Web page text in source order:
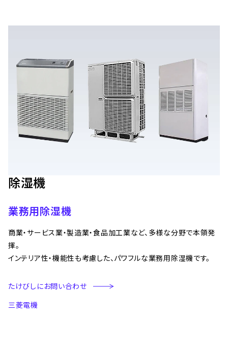
除湿機
業務用除湿機
商業・サービス業・製造業・食品加工業など、多様な分野で本領発
揮。
インテリア性・機能性も考慮した、パワフルな業務用除湿機です。
たけびしにお問い合わせ
三菱電機